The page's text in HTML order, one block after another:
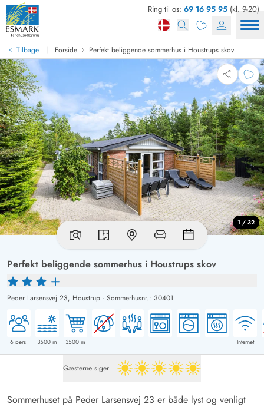
Ring til os: 69 16 95 95 (kl. 9-20)
Tilbage | Forside Perfekt beliggende sommerhus i Houstrups skov
Perfekt beliggende sommerhus i Houstrups skov
Peder Larsensvej 23, Houstrup - Sommerhusnr.: 30401
6 pers. 3500 m 3500 m Internet
1 / 32
Gæsterne siger 5 ud af 5
Sommerhuset på Peder Larsensvej 23 er både lyst og venligt